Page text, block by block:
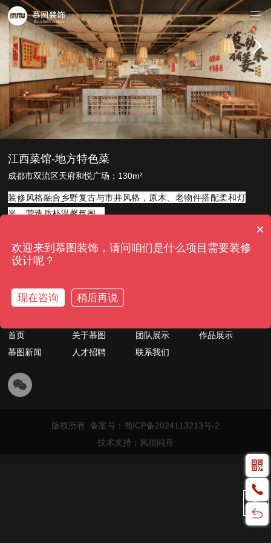
江西菜馆-地方特色菜
成都市双流区天府和悦广场：130m²
装修风格融合乡野复古与市井风格，原木、老物件搭配柔和灯
光，营造质朴温馨氛围。
028-6263 7276
成都市成华区中环路招商城市主场A座3009-3010
首页 关于慕图 团队展示
作品展示
慕图新闻
人才招聘 联系我们
版权所有 备案号： 蜀ICP备2024113213号-2
技术支持：风雨同舟
×
欢迎来到慕图装饰，请问咱们是什么项目需要装修
设计呢？
现在咨询 稍后再说